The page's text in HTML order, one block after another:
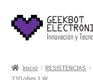
Saltar
a
navegación
Ir
al
contenido
Inicio RESISTENCIAS